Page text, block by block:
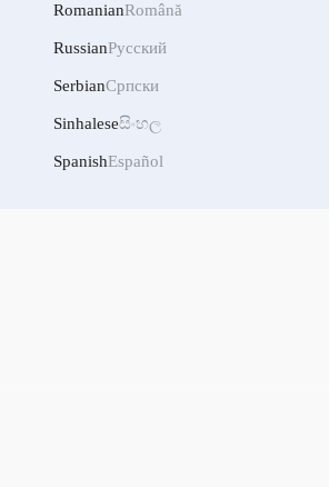
RomanianRomână
RussianРусский
SerbianСрпски
Sinhaleseසිංහල
SpanishEspañol